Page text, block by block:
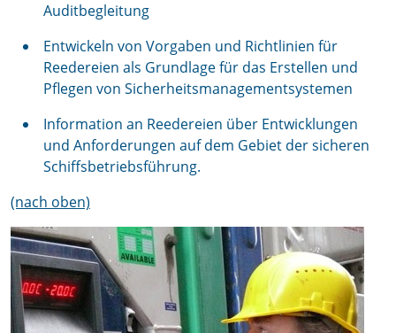
Auditbegleitung
Entwickeln von Vorgaben und Richtlinien für
Reedereien als Grundlage für das Erstellen und
Pflegen von Sicherheitsmanagementsystemen
Information an Reedereien über Entwicklungen
und Anforderungen auf dem Gebiet der sicheren
Schiffsbetriebsführung.
(nach oben)